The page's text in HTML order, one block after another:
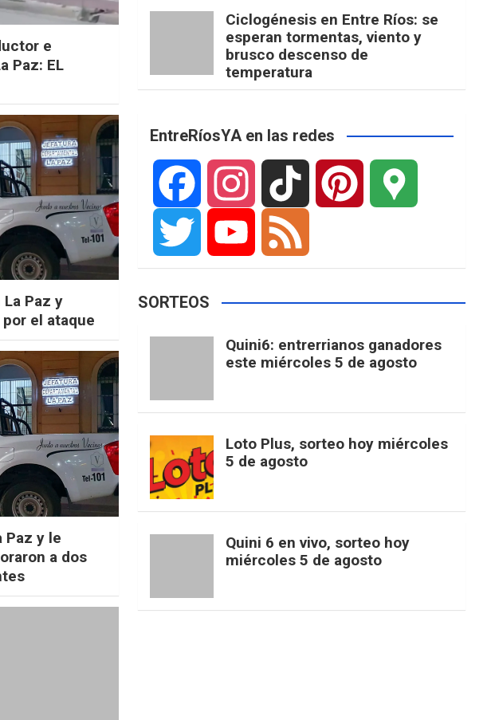
e
Paz: EL
Paz y
el ataque
Paz y le
a dos
Ciclogénesis en Entre Ríos: se
esperan tormentas, viento y
brusco descenso de
temperatura
EntreRíosYA en las redes
F
o g
m
T
k
s
t
a
p
t u
SORTEOS
Quini6: entrerrianos ganadores
este miércoles 5 de agosto
Loto Plus, sorteo hoy miércoles
5 de agosto
Quini 6 en vivo, sorteo hoy
miércoles 5 de agosto